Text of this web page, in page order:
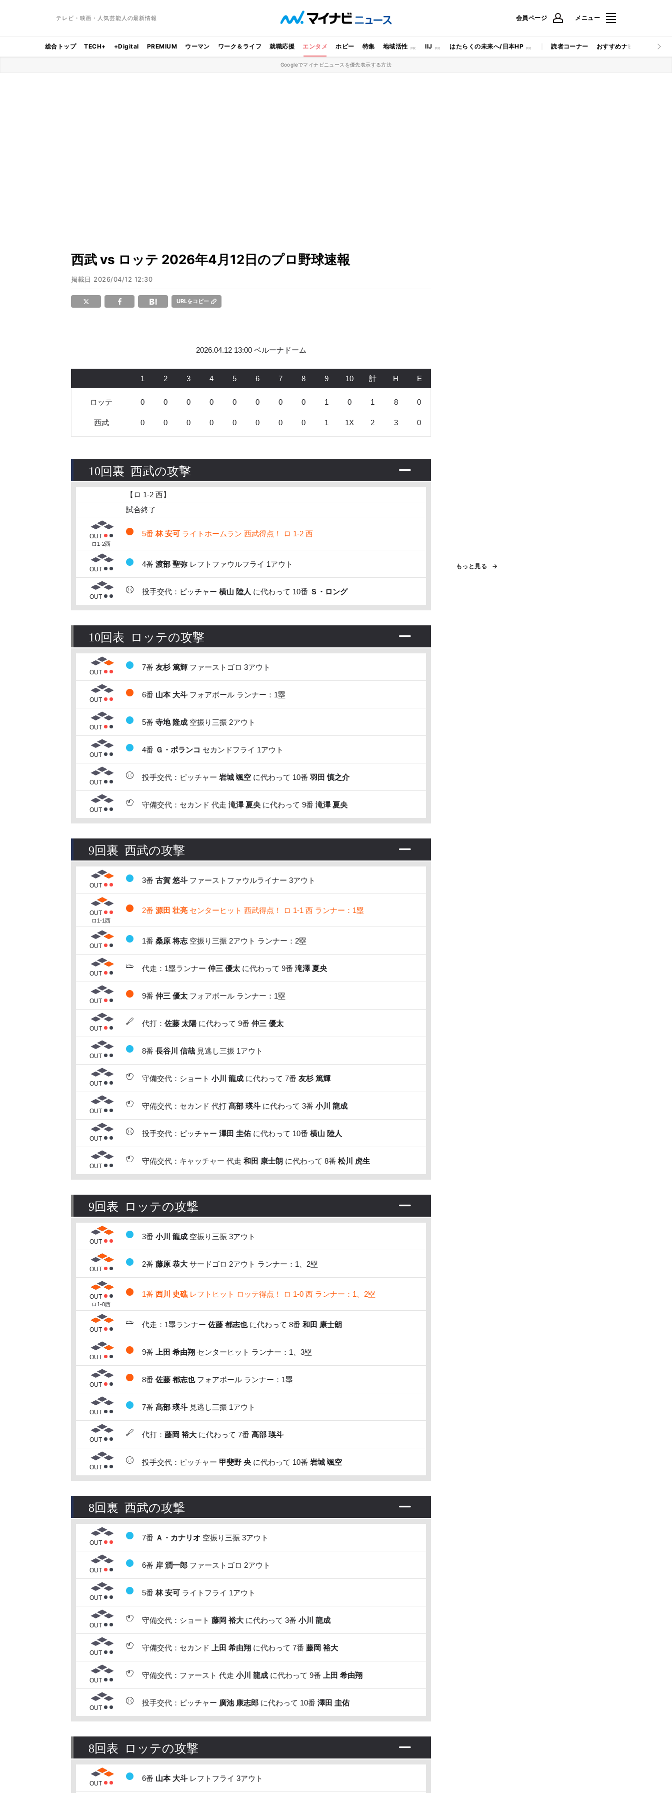
テレビ・映画・人気芸能人の最新情報 会員ページ メニュー
総合トップ TECH+ +Digital PREMIUM ウーマン ワーク＆ライフ 就職応援 エンタメ ホビー 特集 地域活性 IIJ はたらくの未来へ/日本HP 読者コーナー おすすめナビ マイナビ
Googleでマイナビニュースを優先表示する方法
西武 vs ロッテ 2026年4月12日のプロ野球速報
掲載日 2026/04/12 12:30
URLをコピー
2026.04.12 13:00 ベルーナドーム
1 2 3 4 5 6 7 8 9 10 計 H E
ロッテ 0 0 0 0 0 0 0 0 1 0 1 8 0
西武 0 0 0 0 0 0 0 0 1 1X 2 3 0
10回裏 西武の攻撃
【ロ 1-2 西】
試合終了
OUT
ロ1-2西
5番 林 安可 ライトホームラン 西武得点！ ロ 1-2 西
OUT
4番 渡部 聖弥 レフトファウルフライ 1アウト
OUT
投手交代：ピッチャー 横山 陸人 に代わって 10番 Ｓ・ロング
10回表 ロッテの攻撃
OUT
7番 友杉 篤輝 ファーストゴロ 3アウト
OUT
6番 山本 大斗 フォアボール ランナー：1塁
OUT
5番 寺地 隆成 空振り三振 2アウト
OUT
4番 Ｇ・ポランコ セカンドフライ 1アウト
OUT
投手交代：ピッチャー 岩城 颯空 に代わって 10番 羽田 慎之介
OUT
守備交代：セカンド 代走 滝澤 夏央 に代わって 9番 滝澤 夏央
9回裏 西武の攻撃
OUT
3番 古賀 悠斗 ファーストファウルライナー 3アウト
OUT
ロ1-1西
2番 源田 壮亮 センターヒット 西武得点！ ロ 1-1 西 ランナー：1塁
OUT
1番 桑原 将志 空振り三振 2アウト ランナー：2塁
OUT
代走：1塁ランナー 仲三 優太 に代わって 9番 滝澤 夏央
OUT
9番 仲三 優太 フォアボール ランナー：1塁
OUT
代打： 佐藤 太陽 に代わって 9番 仲三 優太
OUT
8番 長谷川 信哉 見逃し三振 1アウト
OUT
守備交代：ショート 小川 龍成 に代わって 7番 友杉 篤輝
OUT
守備交代：セカンド 代打 髙部 瑛斗 に代わって 3番 小川 龍成
OUT
投手交代：ピッチャー 澤田 圭佑 に代わって 10番 横山 陸人
OUT
守備交代：キャッチャー 代走 和田 康士朗 に代わって 8番 松川 虎生
9回表 ロッテの攻撃
OUT
3番 小川 龍成 空振り三振 3アウト
OUT
2番 藤原 恭大 サードゴロ 2アウト ランナー：1、2塁
OUT
ロ1-0西
1番 西川 史礁レフトヒット ロッテ得点！ ロ 1-0 西 ランナー：1、2塁
OUT
代走：1塁ランナー 佐藤 都志也に代わって 8番 和田 康士朗
OUT
9番 上田 希由翔 センターヒット ランナー：1、3塁
OUT
8番 佐藤 都志也フォアボール ランナー：1塁
OUT
7番 髙部 瑛斗 見逃し三振 1アウト
OUT
代打： 藤岡 裕大 に代わって 7番 髙部 瑛斗
OUT
投手交代：ピッチャー 甲斐野 央 に代わって 10番 岩城 颯空
8回裏 西武の攻撃
OUT
7番 Ａ・カナリオ 空振り三振 3アウト
OUT
6番 岸 潤一郎 ファーストゴロ 2アウト
OUT
5番 林 安可 ライトフライ 1アウト
OUT
守備交代：ショート 藤岡 裕大 に代わって 3番 小川 龍成
OUT
守備交代：セカンド 上田 希由翔 に代わって 7番 藤岡 裕大
OUT
守備交代：ファースト 代走 小川 龍成 に代わって 9番 上田 希由翔
OUT
投手交代：ピッチャー 廣池 康志郎 に代わって 10番 澤田 圭佑
8回表 ロッテの攻撃
OUT
6番 山本 大斗 レフトフライ 3アウト
もっと見る